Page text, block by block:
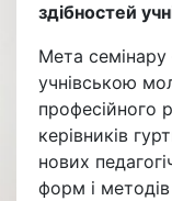
здібностей
Мета семінару
учнівською
професійного
керівників
нових
форм і